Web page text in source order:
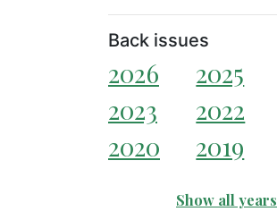
Back issues
2026 2025
2023
2022
2020
2019
Show all years